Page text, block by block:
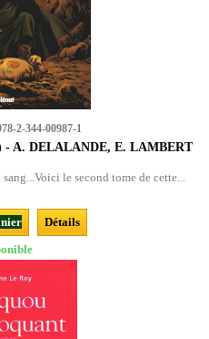
2-344-00987-1
- A. DELALANDE, E. LAMBERT
le second tome de cette...
Détails